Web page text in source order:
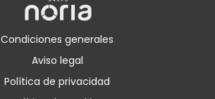
Condiciones generales
Aviso legal
Política de privacidad